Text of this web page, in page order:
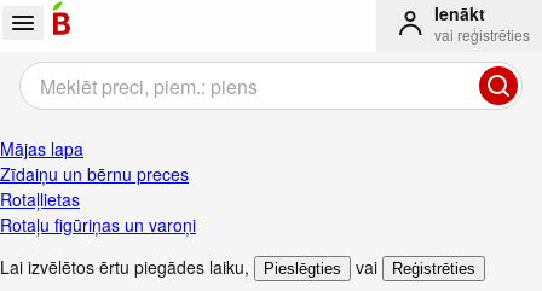
Ienākt
vai reģistrēties
Mājas lapa
Zīdaiņu un bērnu preces
Rotaļlietas
Rotaļu figūriņas un varoņi
Lai izvēlētos ērtu piegādes laiku, Pieslēgties vai Reģistrēties